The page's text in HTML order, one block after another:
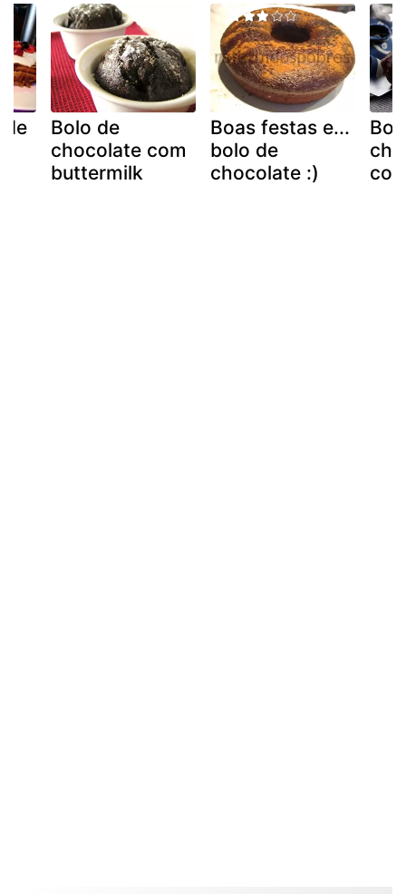
de
Bolo de
chocolate com
buttermilk
Boas festas e...
bolo de
chocolate :)